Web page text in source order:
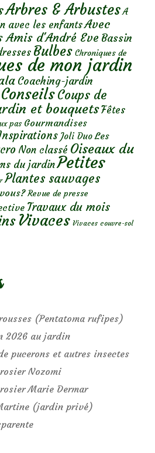
Arbres & Arbustes A
avec les enfantsAvec
Amis d'André Eve Bassin
Bulbes Chroniques de
de mon jardin
Coaching-jardin
ConseilsCoups de
et bouquetsFêtes
pas Gourmandises
Joli Duo Les
Non classé Oiseaux du
du jardinPetites
Plantes sauvages
Revue de presse
Travaux du mois
Vivaces Vivaces couvre-sol
(Pentatoma rufipes)
2026 au jardin
pucerons et autres insectes
Nozomi
Marie Dermar
(jardin privé)